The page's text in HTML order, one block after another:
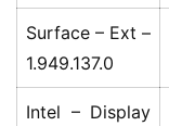
Surface – Ext –
1.949.137.0
Intel – Display